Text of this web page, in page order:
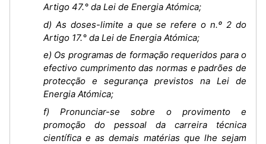
Artigo 47.° da Lei de Energia Atómica;
d) As doses-limite a que se refere o n.º 2 do
Artigo 17.° da Lei de Energia Atómica;
e) Os programas de formação requeridos para o
efectivo cumprimento das normas e padrões de
protecção e segurança previstos na Lei de
Energia Atómica;
f) Pronunciar-se sobre o provimento e
promoção do pessoal da carreira técnica
científica e as demais matérias que lhe sejam